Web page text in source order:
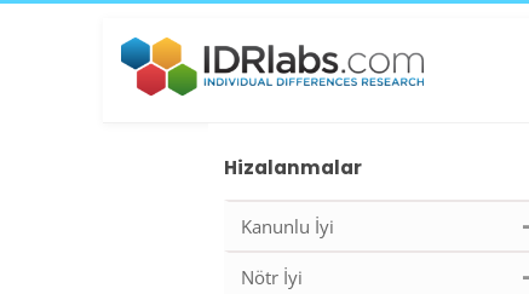
Hizalanmalar
Kanunlu İyi
Nötr İyi